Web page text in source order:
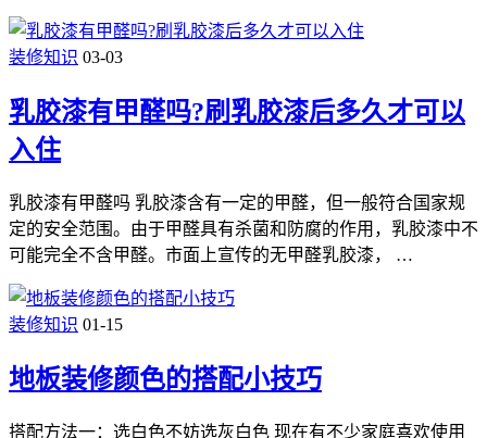
装修知识 03-03
乳胶漆有甲醛吗?刷乳胶漆后多久才可以
入住
乳胶漆有甲醛吗 乳胶漆含有一定的甲醛，但一般符合国家规
定的安全范围。由于甲醛具有杀菌和防腐的作用，乳胶漆中不
可能完全不含甲醛。市面上宣传的无甲醛乳胶漆， …
装修知识 01-15
地板装修颜色的搭配小技巧
搭配方法一：选白色不妨选灰白色 现在有不少家庭喜欢使用